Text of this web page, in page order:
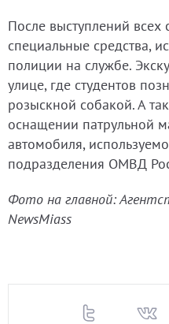
После выступлений всех
специальные средства,
полиции на службе.
улице, где студентов
розыскной собакой. А
оснащении патрульной
автомобиля,
подразделения ОМВД
Фото на главной:
NewsMiass